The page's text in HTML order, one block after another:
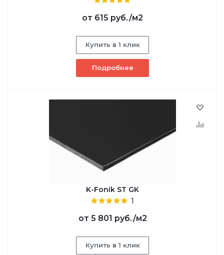
от 615 руб./м2
Купить в 1 клик
Подробнее
K-Fonik ST GK
1
от 5 801 руб./м2
Купить в 1 клик